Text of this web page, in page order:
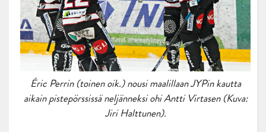
Éric Perrin (toinen oik.) nousi maalillaan JYPin kautta
aikain pistepörssissä neljänneksi ohi Antti Virtasen (Kuva:
Jiri Halttunen).